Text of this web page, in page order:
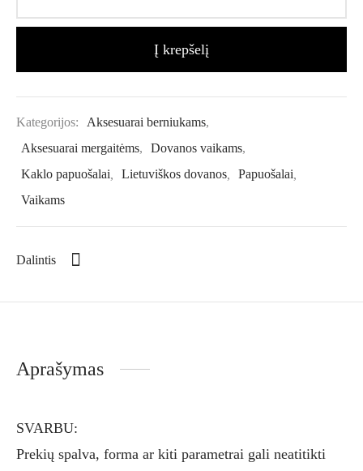
Į krepšelį
Kategorijos: Aksesuarai berniukams,
Aksesuarai mergaitėms, Dovanos vaikams,
Kaklo papuošalai, Lietuviškos dovanos, Papuošalai,
Vaikams
Dalintis
Aprašymas
SVARBU:
Prekių spalva, forma ar kiti parametrai gali neatitikti